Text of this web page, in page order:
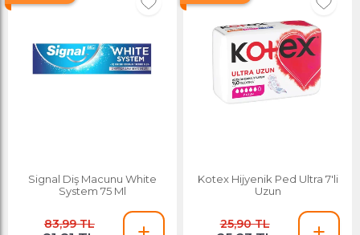
Signal Diş Macunu White
System 75 Ml
83,99 TL
Kotex Hijyenik Ped Ultra 7'li
Uzun
25,90 TL